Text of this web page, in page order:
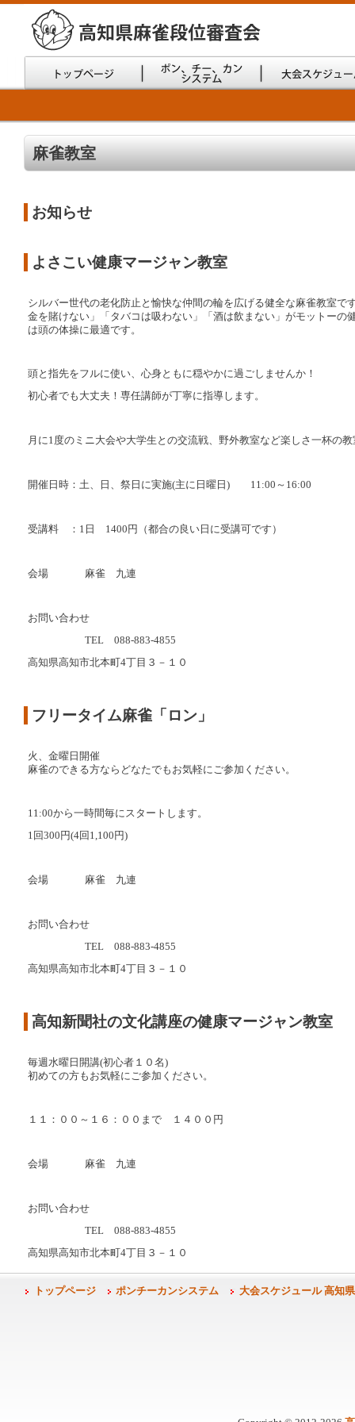
麻雀教室
お知らせ
よさこい健康マージャン教室
シルバー世代の老化防止と愉快な仲間の輪を広げる健全な麻雀教室で
金を賭けない」「タバコは吸わない」「酒は飲まない」がモットーの
は頭の体操に最適です。
頭と指先をフルに使い、心身ともに穏やかに過ごしませんか！
初心者でも大丈夫！専任講師が丁寧に指導します。
月に1度のミニ大会や大学生との交流戦、野外教室など楽しさ一杯の
開催日時：土、日、祭日に実施(主に日曜日) 11:00～16:00
受講料 ：1日 1400円（都合の良い日に受講可です）
会場 麻雀 九連
お問い合わせ
TEL 088-883-4855
高知県高知市北本町4丁目３－１０
フリータイム麻雀「ロン」
火、金曜日開催
麻雀のできる方ならどなたでもお気軽にご参加ください。
11:00から一時間毎にスタートします。
1回300円(4回1,100円)
会場 麻雀 九連
お問い合わせ
TEL 088-883-4855
高知県高知市北本町4丁目３－１０
高知新聞社の文化講座の健康マージャン教室
毎週水曜日開講(初心者１０名)
初めての方もお気軽にご参加ください。
１１：００～１６：００まで １４００円
会場 麻雀 九連
お問い合わせ
TEL 088-883-4855
高知県高知市北本町4丁目３－１０
トップページ ポンチーカンシステム 大会スケジュール 高知県